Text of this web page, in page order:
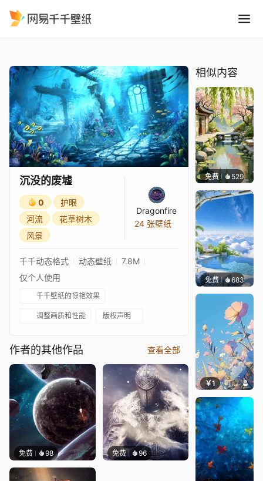
沉没的废墟
0
护眼
河流
花草树木
风景
Dragonfire
24 张壁纸
千千动态格式 动态壁纸
7.8M
仅个人使用
千千壁纸的惊艳效果
调整画质和性能 版权声明
作者的其他作品 查看全部
免费 98 免费 96
相似内容
免费 529渔小小
免费 683豆子
￥1 叮叮当当